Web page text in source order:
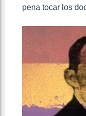
pena tocar los